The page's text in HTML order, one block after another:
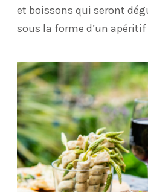
et boissons qui seront
sous la forme d’un